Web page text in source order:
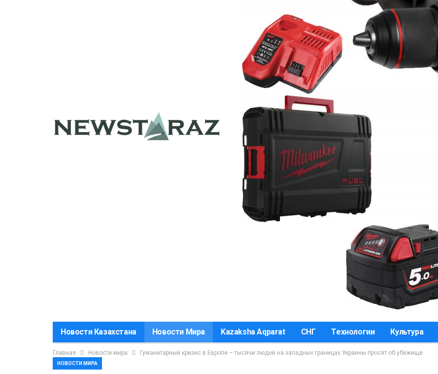
Новости Казахстана Новости Мира Kazaksha Aqparat СНГ Технологии Культура
Главная Новости мира Гуманитарный кризис в Европе – тысячи людей на западных границах Украины просят об убежище
НОВОСТИ МИРА